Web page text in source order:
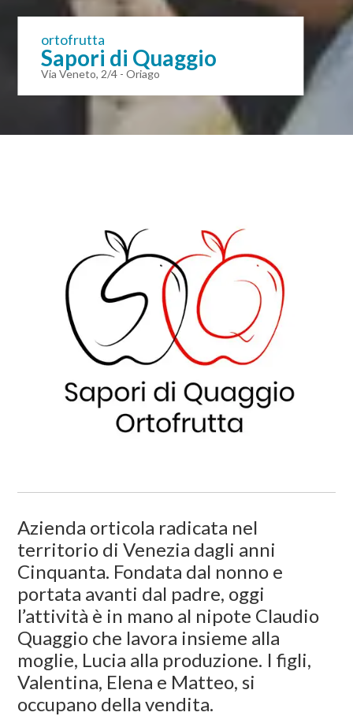
ortofrutta
Sapori di Quaggio
Via Veneto, 2/4 - Oriago
Azienda orticola radicata nel
territorio di Venezia dagli anni
Cinquanta. Fondata dal nonno e
portata avanti dal padre, oggi
l’attività è in mano al nipote Claudio
Quaggio che lavora insieme alla
moglie, Lucia alla produzione. I figli,
Valentina, Elena e Matteo, si
occupano della vendita.